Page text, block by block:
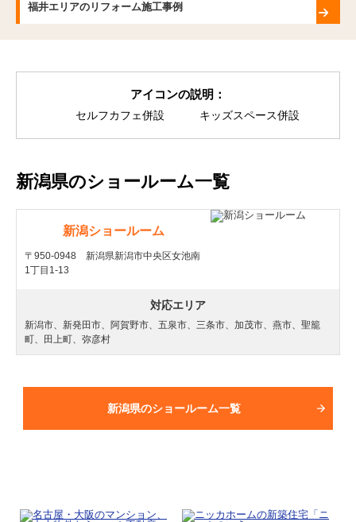
福井エリアのリフォーム施工事例
アイコンの説明：
セルフカフェ併設 キッズスペース併設
新潟県のショールーム一覧
新潟ショールーム
〒950-0948 新潟県新潟市中央区女池南
1丁目1-13
対応エリア
新潟市、新発田市、阿賀野市、五泉市、三条市、加茂市、燕市、聖籠
町、田上町、弥彦村
新潟県のショールーム一覧